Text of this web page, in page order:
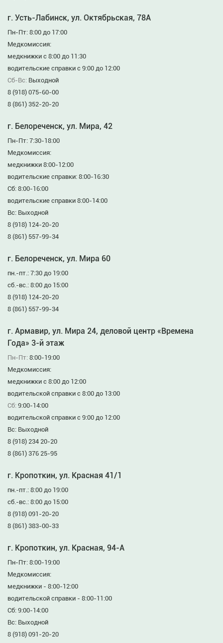
г. Усть-Лабинск, ул. Октябрьская, 78А
Пн-Пт: 8:00 до 17:00
Медкомиссия:
медкнижки с 8:00 до 11:30
водительские справки с 9:00 до 12:00
Сб-Вс: Выходной
8 (918) 075-60-00
8 (861) 352-20-20
г. Белореченск, ул. Мира, 42
Пн-Пт: 7:30-18:00
Медкомиссия:
медкнижки 8:00-12:00
водительские справки: 8:00-16:30
Сб: 8:00-16:00
водительские справки 8:00-14:00
Вс: Выходной
8 (918) 124-20-20
8 (861) 557-99-34
г. Белореченск, ул. Мира 60
пн.-пт.: 7:30 до 19:00
сб.-вс.: 8:00 до 15:00
8 (918) 124-20-20
8 (861) 557-99-34
г. Армавир, ул. Мира 24, деловой центр «Времена
Года» 3-й этаж
Пн-Пт: 8:00-19:00
Медкомиссия:
медкнижки с 8:00 до 12:00
водительской справки с 8:00 до 13:00
Сб: 9:00-14:00
водительской справки с 9:00 до 12:00
Вс: Выходной
8 (918) 234 20-20
8 (861) 376 25-95
г. Кропоткин, ул. Красная 41/1
пн.-пт.: 8:00 до 19:00
сб.-вс.: 8:00 до 15:00
8 (918) 091-20-20
8 (861) 383-00-33
г. Кропоткин, ул. Красная, 94-А
Пн-Пт: 8:00-19:00
Медкомиссия:
медкнижки - 8:00-12:00
водительской справки - 8:00-11:00
Сб: 9:00-14:00
Вс: Выходной
8 (918) 091-20-20